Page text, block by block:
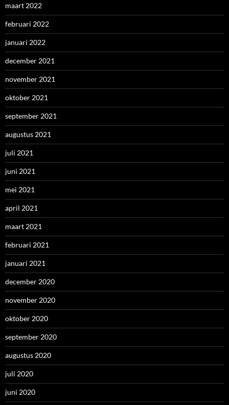
maart 2022
februari 2022
januari 2022
december 2021
november 2021
oktober 2021
september 2021
augustus 2021
juli 2021
juni 2021
mei 2021
april 2021
maart 2021
februari 2021
januari 2021
december 2020
november 2020
oktober 2020
september 2020
augustus 2020
juli 2020
juni 2020